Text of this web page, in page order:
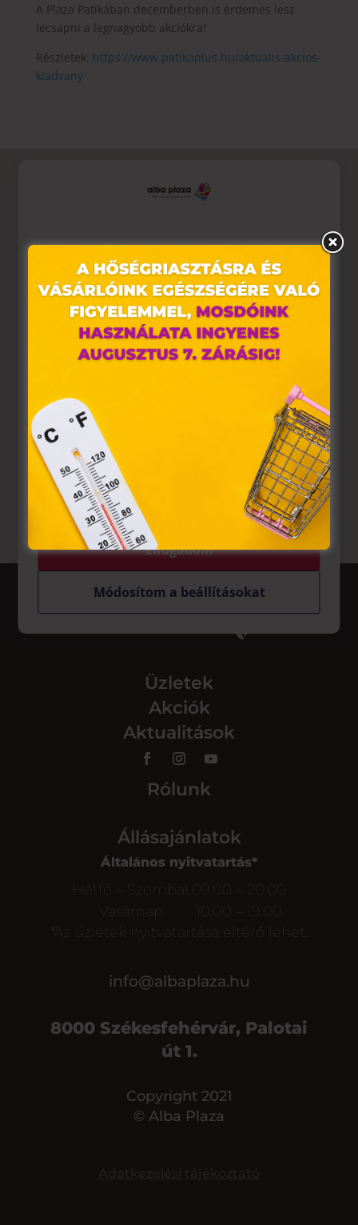
A Plaza Patikában decemberben is érdemes lesz
lecsapni a legnagyobb akciókra!
Részletek: https://www.patikaplus.hu/aktualis-akcios-
kiadvany
Üzletek
Akciók
Aktualitások
Rólunk
Állásajánlatok
Általános nyitvatartás*
Hétfő – Szombat
09:00 – 20:00
Vasárnap
10:00 – 19:00
*Az üzletek nyitvatartása eltérő lehet.
info@albaplaza.hu
8000 Székesfehérvár, Palotai
út 1.
Copyright 2021
© Alba Plaza
Ez az oldal sütiket használ
Weboldalunkon „cookie"-kat (továbbiakban „süti")
alkalmazunk. Ezek olyan fájlok, melyek információt tárolnak
webes böngészőjében. Ehhez az Ön hozzájárulása
szükséges.
A „sütiket" az elektronikus hírközlésről szóló 2003. évi C.
törvény, az elektronikus kereskedelmi szolgáltatások, az
információs társadalommal összefüggő szolgáltatások
egyes kérdéseiről szóló 2001. évi CVIII. törvény, valamint az
Európai Unió előírásainak megfelelően használjuk. Azon
weblapoknak, melyek az Európai Unió országain belül
működnek, a „sütik" használatához, és ezeknek a
felhasználó számítógépén vagy egyéb eszközén történő
tárolásához a felhasználók hozzájárulását kell kérniük.
Elfogadom
Módosítom a beállításokat